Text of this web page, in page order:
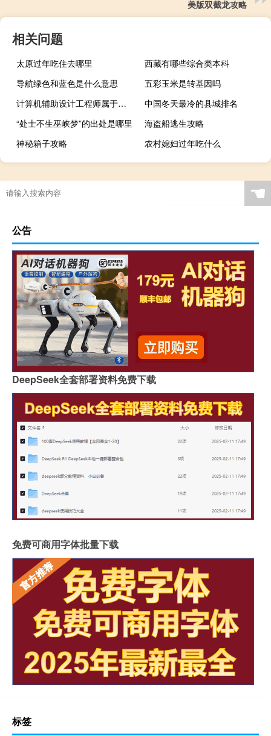
美版双截龙攻略
相关问题
太原过年吃住去哪里
西藏有哪些综合类本科
导航绿色和蓝色是什么意思
五彩玉米是转基因吗
计算机辅助设计工程师属于什么职称是助理工程师级别吗 计算机辅助设计专业
中国冬天最冷的县城排名
“处士不生巫峡梦”的出处是哪里
海盗船逃生攻略
神秘箱子攻略
农村媳妇过年吃什么
☚
公告
DeepSeek全套部署资料免费下载
免费可商用字体批量下载
标签